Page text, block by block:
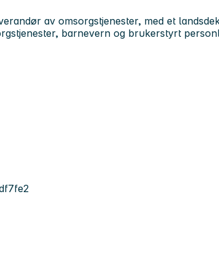
av omsorgstjenester, med et
barnevern og brukerstyrt